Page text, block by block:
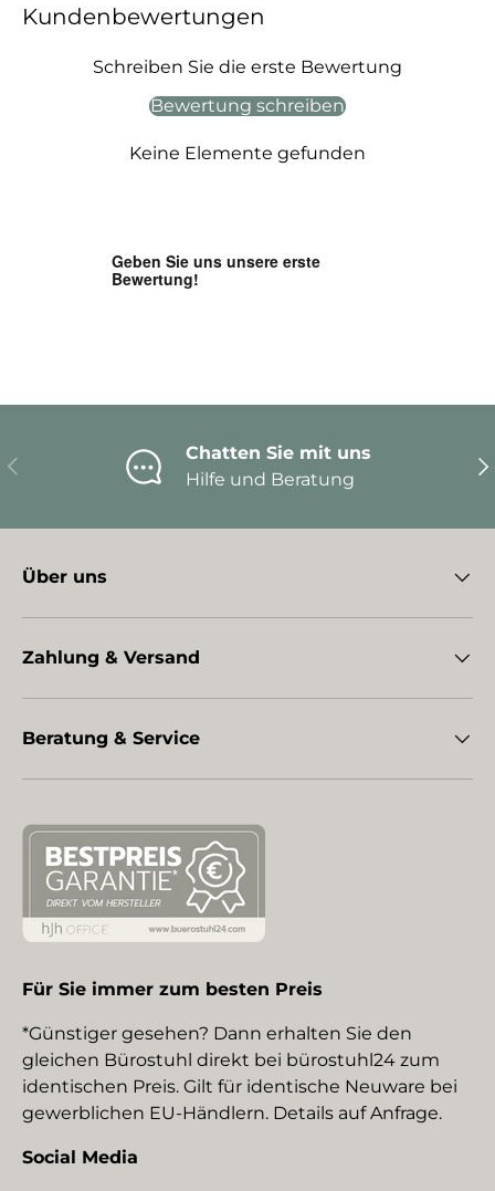
Kundenbewertungen
Schreiben Sie die erste Bewertung
Bewertung schreiben
Keine Elemente gefunden
Vorherige
Chatten Sie mit uns
Hilfe und Beratung
Über uns
Zahlung & Versand
Beratung & Service
Für Sie immer zum besten Preis
*Günstiger gesehen? Dann erhalten Sie den
gleichen Bürostuhl direkt bei bürostuhl24 zum
identischen Preis. Gilt für identische Neuware bei
gewerblichen EU-Händlern. Details auf Anfrage.
Social Media